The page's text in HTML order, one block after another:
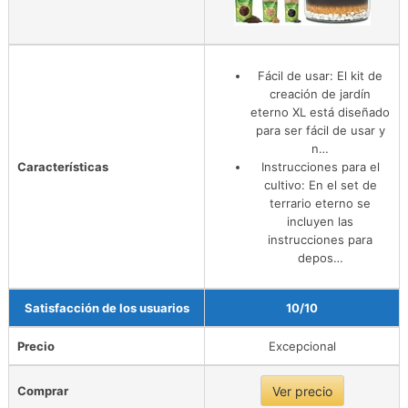
Características
Fácil de usar: El kit de
creación de jardín
eterno XL está diseñado
para ser fácil de usar y
n…
Instrucciones para el
cultivo: En el set de
terrario eterno se
incluyen las
instrucciones para
depos…
Satisfacción de los usuarios 10/10
Precio Excepcional
Comprar Ver precio